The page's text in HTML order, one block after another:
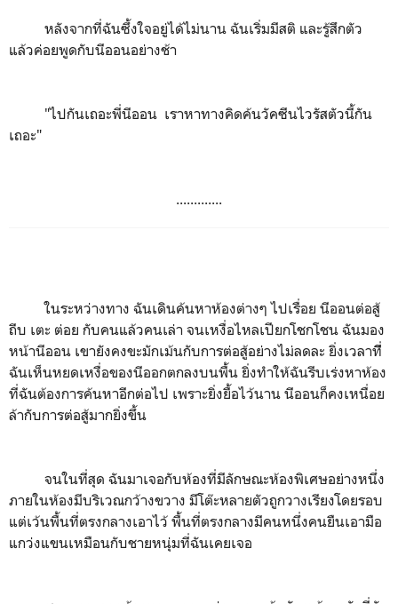
หลังจากที่ฉันซึ้งใจอยู่ได้ไม่นาน ฉันเริ่มมีสติ และรู้สึกตัว
แล้วค่อยพูดกับนีออนอย่างช้า
"ไปกันเถอะพี่นีออน เราหาทางคิดค้นวัคซีนไวรัสตัวนี้กัน
เถอะ"
.............
ในระหว่างทาง ฉันเดินค้นหาห้องต่างๆ ไปเรื่อย นีออนต่อสู้
ถีบ เตะ ต่อย กับคนแล้วคนเล่า จนเหงื่อไหลเปียกโชกโชน ฉันมอง
หน้านีออน เขายังคงขะมักเม้นกับการต่อสู้อย่างไม่ลดละ ยิ่งเวลาทีี่
ฉันเห็นหยดเหงื่อของนีออกตกลงบนพื้น ยิ่งทำให้ฉันรีบเร่งหาห้อง
ที่ฉันต้องการค้นหาอีกต่อไป เพราะยิ่งยื้อไว้นาน นีออนก็คงเหนื่อย
ล้ากับการต่อสู้มากยิ่งขึ้น
จนในที่สุด ฉันมาเจอกับห้องที่มีลักษณะห้องพิเศษอย่างหนึ่ง
ภายในห้องมีบริเวณกว้างขวาง มีโต๊ะหลายตัวถูกวางเรียงโดยรอบ
แต่เว้นพื้นที่ตรงกลางเอาไว้ พื้นที่ตรงกลางมีคนหนึ่งคนยืนเอามือ
แกว่งแขนเหมือนกับชายหนุ่มที่ฉันเคยเจอ